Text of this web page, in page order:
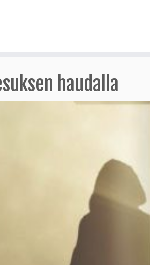
haudalla